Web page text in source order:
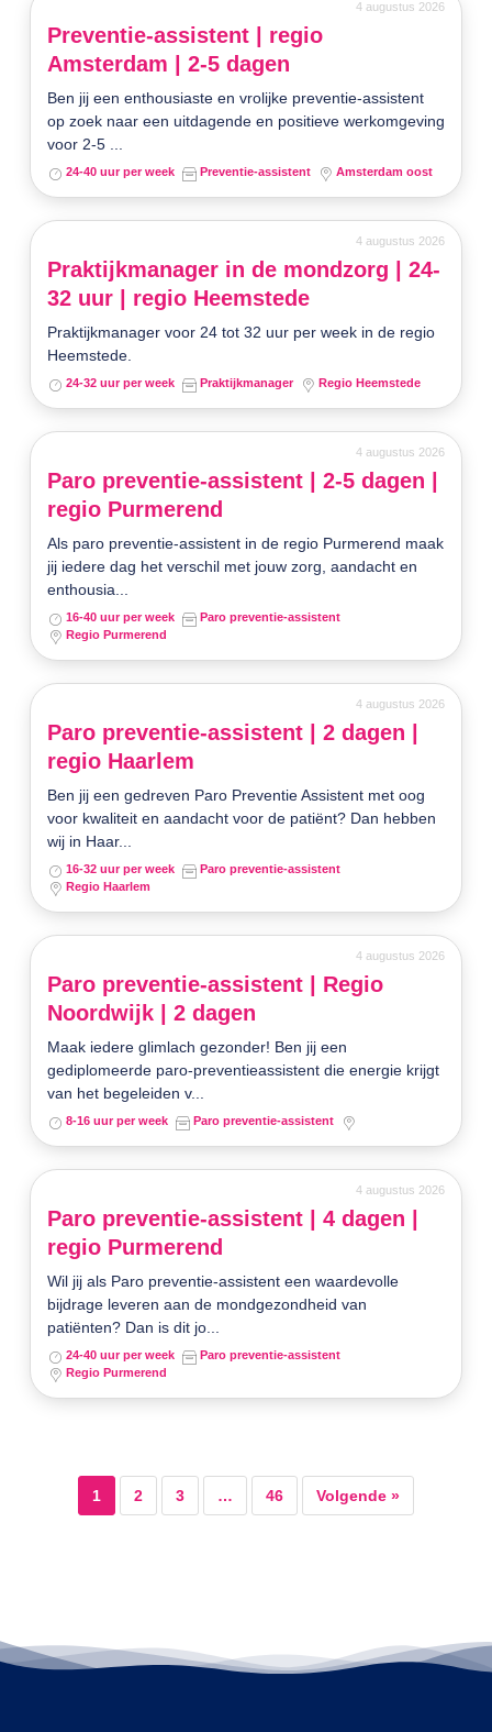
4 augustus 2026
Preventie-assistent | regio
Amsterdam | 2-5 dagen
Ben jij een enthousiaste en vrolijke preventie-assistent
op zoek naar een uitdagende en positieve werkomgeving
voor 2-5 ...
24-40 uur per week Preventie-assistent Amsterdam oost
4 augustus 2026
Praktijkmanager in de mondzorg | 24-
32 uur | regio Heemstede
Praktijkmanager voor 24 tot 32 uur per week in de regio
Heemstede.
24-32 uur per week Praktijkmanager Regio Heemstede
4 augustus 2026
Paro preventie-assistent | 2-5 dagen |
regio Purmerend
Als paro preventie-assistent in de regio Purmerend maak
jij iedere dag het verschil met jouw zorg, aandacht en
enthousia...
16-40 uur per week
Paro preventie-assistent
Regio Purmerend
4 augustus 2026
Paro preventie-assistent | 2 dagen |
regio Haarlem
Ben jij een gedreven Paro Preventie Assistent met oog
voor kwaliteit en aandacht voor de patiënt? Dan hebben
wij in Haar...
16-32 uur per week
Paro preventie-assistent
Regio Haarlem
4 augustus 2026
Paro preventie-assistent | Regio
Noordwijk | 2 dagen
Maak iedere glimlach gezonder! Ben jij een
gediplomeerde paro-preventieassistent die energie krijgt
van het begeleiden v...
8-16 uur per week Paro preventie-assistent
4 augustus 2026
Paro preventie-assistent | 4 dagen |
regio Purmerend
Wil jij als Paro preventie-assistent een waardevolle
bijdrage leveren aan de mondgezondheid van
patiënten? Dan is dit jo...
24-40 uur per week
Paro preventie-assistent
Regio Purmerend
1 2 3 … 46 Volgende »